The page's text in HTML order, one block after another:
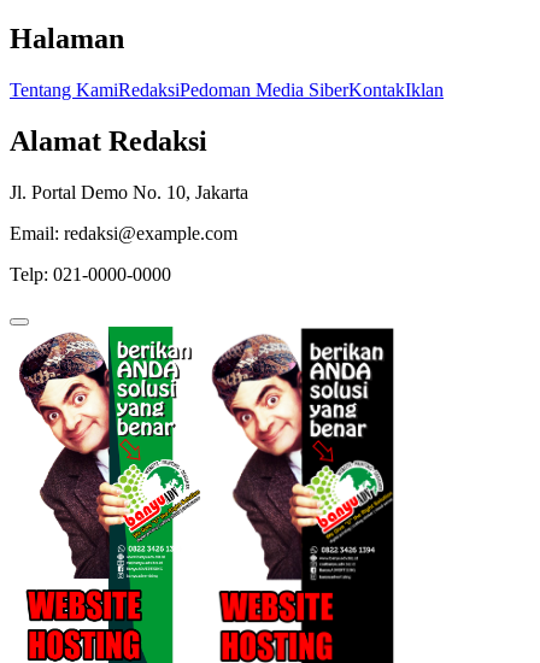
Halaman
Tentang KamiRedaksiPedoman Media SiberKontakIklan
Alamat Redaksi
Jl. Portal Demo No. 10, Jakarta
Email: redaksi@example.com
Telp: 021-0000-0000